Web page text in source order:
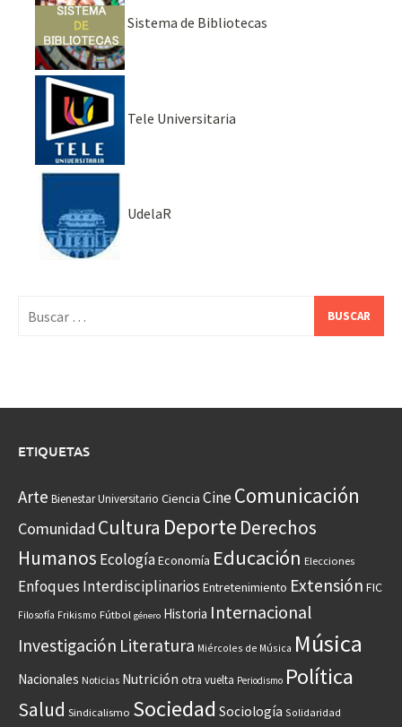
Sistema de Bibliotecas
Tele Universitaria
UdelaR
ETIQUETAS
Arte Bienestar Universitario Ciencia CineComunicación
Comunidad Cultura Deporte Derechos
Humanos EcologíaEconomía Educación Elecciones
Enfoques Interdisciplinarios Entretenimiento Extensión FIC
Filosofía Frikismo Fútbol género Historia Internacional
Investigación Literatura Miércoles de Música Música
Nacionales Noticias Nutrición otra vuelta Periodismo Política
Salud Sindicalismo Sociedad Sociología Solidaridad